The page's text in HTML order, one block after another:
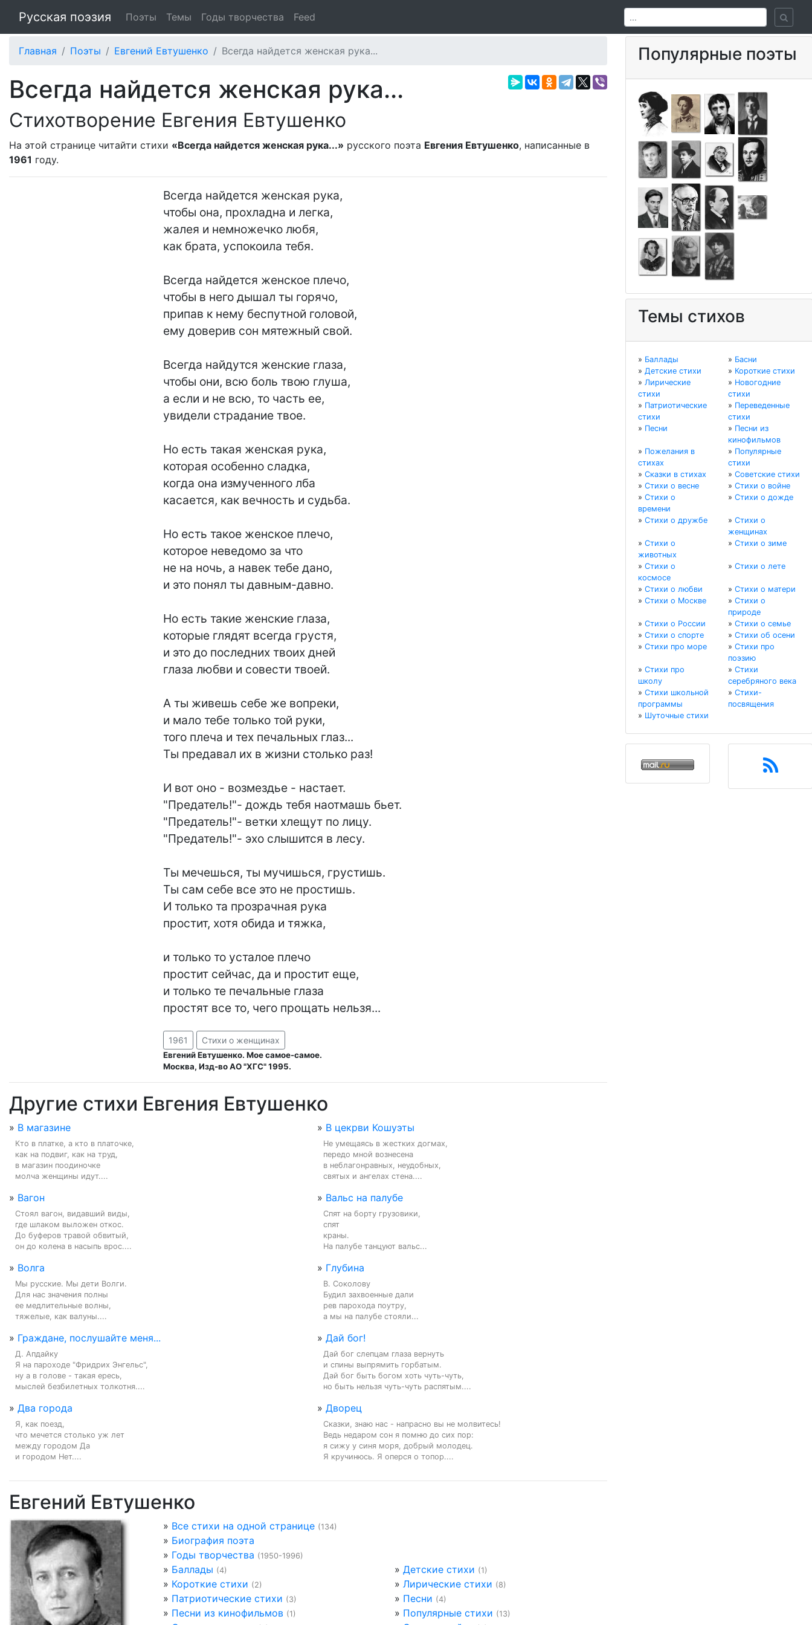
Русская поэзия Поэты Темы Годы творчества Feed
Главная Поэты Евгений Евтушенко Всегда найдется женская рука...
Всегда найдется женская рука...
Стихотворение Евгения Евтушенко
На этой странице читайти стихи «Всегда найдется женская рука...» русского поэта Евгения Евтушенко, написанные в
1961 году.
Всегда найдется женская рука,
чтобы она, прохладна и легка,
жалея и немножечко любя,
как брата, успокоила тебя.
Всегда найдется женское плечо,
чтобы в него дышал ты горячо,
припав к нему беспутной головой,
ему доверив сон мятежный свой.
Всегда найдутся женские глаза,
чтобы они, всю боль твою глуша,
а если и не всю, то часть ее,
увидели страдание твое.
Но есть такая женская рука,
которая особенно сладка,
когда она измученного лба
касается, как вечность и судьба.
Но есть такое женское плечо,
которое неведомо за что
не на ночь, а навек тебе дано,
и это понял ты давным-давно.
Но есть такие женские глаза,
которые глядят всегда грустя,
и это до последних твоих дней
глаза любви и совести твоей.
А ты живешь себе же вопреки,
и мало тебе только той руки,
того плеча и тех печальных глаз...
Ты предавал их в жизни столько раз!
И вот оно - возмездье - настает.
"Предатель!"- дождь тебя наотмашь бьет.
"Предатель!"- ветки хлещут по лицу.
"Предатель!"- эхо слышится в лесу.
Ты мечешься, ты мучишься, грустишь.
Ты сам себе все это не простишь.
И только та прозрачная рука
простит, хотя обида и тяжка,
и только то усталое плечо
простит сейчас, да и простит еще,
и только те печальные глаза
простят все то, чего прощать нельзя...
1961 Стихи о женщинах
Евгений Евтушенко. Мое самое-самое.
Москва, Изд-во АО "ХГС" 1995.
Другие стихи Евгения Евтушенко
» В магазине
Кто в платке, а кто в платочке,
как на подвиг, как на труд,
в магазин поодиночке
молча женщины идут....
» В цекрви Кошуэты
Не умещаясь в жестких догмах,
передо мной вознесена
в неблагонравных, неудобных,
святых и ангелах стена....
» Вагон
Стоял вагон, видавший виды,
где шлаком выложен откос.
До буферов травой обвитый,
он до колена в насыпь врос....
» Вальс на палубе
Спят на борту грузовики,
спят
краны.
На палубе танцуют вальс...
» Волга
Мы русские. Мы дети Волги.
Для нас значения полны
ее медлительные волны,
тяжелые, как валуны....
» Глубина
В. Соколову
Будил захвоенные дали
рев парохода поутру,
а мы на палубе стояли...
» Граждане, послушайте меня...
Д. Апдайку
Я на пароходе "Фридрих Энгельс",
ну а в голове - такая ересь,
мыслей безбилетных толкотня....
» Дай бог!
Дай бог слепцам глаза вернуть
и спины выпрямить горбатым.
Дай бог быть богом хоть чуть-чуть,
но быть нельзя чуть-чуть распятым....
» Два города
Я, как поезд,
что мечется столько уж лет
между городом Да
и городом Нет....
» Дворец
Сказки, знаю нас - напрасно вы не молвитесь!
Ведь недаром сон я помню до сих пор:
я сижу у синя моря, добрый молодец.
Я кручинюсь. Я оперся о топор....
Евгений Евтушенко
» Все стихи на одной странице (134)
» Биография поэта
» Годы творчества (1950-1996)
» Баллады (4) » Детские стихи (1)
» Короткие стихи (2) » Лирические стихи (8)
» Патриотические стихи (3) » Песни (4)
» Песни из кинофильмов (1) » Популярные стихи (13)
Популярные поэты
Темы стихов
» Баллады » Басни
» Детские стихи » Короткие стихи
» Лирические
стихи
» Новогодние
стихи
» Патриотические
стихи
» Переведенные
стихи
» Песни » Песни из
кинофильмов
» Пожелания в
стихах
» Популярные
стихи
» Сказки в стихах » Советские стихи
» Стихи о весне » Стихи о войне
» Стихи о
времени
» Стихи о дожде
» Стихи о дружбе » Стихи о
женщинах
» Стихи о
животных
» Стихи о зиме
» Стихи о
космосе
» Стихи о лете
» Стихи о любви » Стихи о матери
» Стихи о Москве » Стихи о
природе
» Стихи о России » Стихи о семье
» Стихи о спорте » Стихи об осени
» Стихи про море » Стихи про
поэзию
» Стихи про
школу
» Стихи
серебряного века
» Стихи школьной
программы
» Стихи-
посвящения
» Шуточные стихи